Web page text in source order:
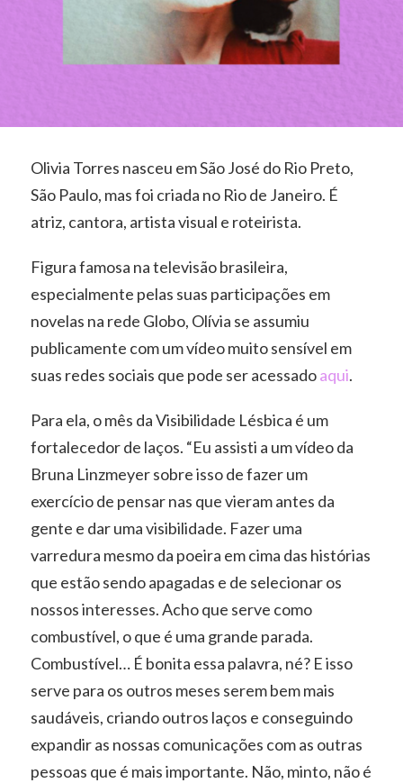
Olivia Torres nasceu em São José do Rio Preto,
São Paulo, mas foi criada no Rio de Janeiro. É
atriz, cantora, artista visual e roteirista.
Figura famosa na televisão brasileira,
especialmente pelas suas participações em
novelas na rede Globo, Olívia se assumiu
publicamente com um vídeo muito sensível em
suas redes sociais que pode ser acessadoaqui.
Para ela, o mês da Visibilidade Lésbica é um
fortalecedor de laços. “Eu assisti a um vídeo da
Bruna Linzmeyer sobre isso de fazer um
exercício de pensar nas que vieram antes da
gente e dar uma visibilidade. Fazer uma
varredura mesmo da poeira em cima das histórias
que estão sendo apagadas e de selecionar os
nossos interesses. Acho que serve como
combustível, o que é uma grande parada.
Combustível… É bonita essa palavra, né? E isso
serve para os outros meses serem bem mais
saudáveis, criando outros laços e conseguindo
expandir as nossas comunicações com as outras
pessoas que é mais importante. Não, minto, não é